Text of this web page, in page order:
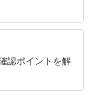
認ポイントを解